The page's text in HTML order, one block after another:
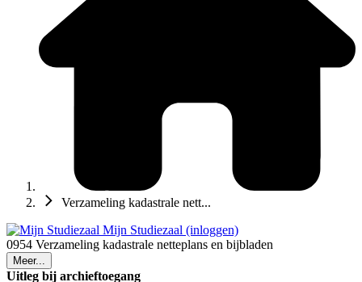
Verzameling kadastrale nett...
Mijn Studiezaal (inloggen)
0954 Verzameling kadastrale netteplans en bijbladen
Meer...
Uitleg bij archieftoegang